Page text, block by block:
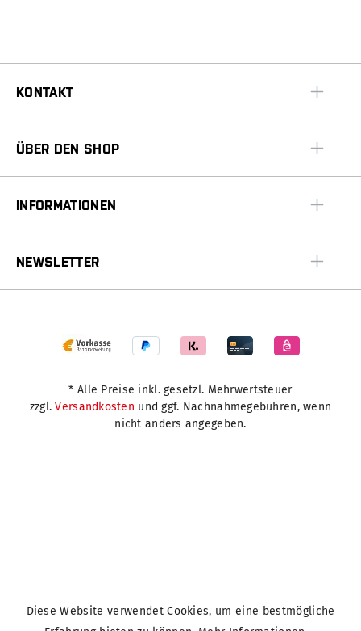
KONTAKT
ÜBER DEN SHOP
INFORMATIONEN
NEWSLETTER
* Alle Preise inkl. gesetzl. Mehrwertsteuer
zzgl.Versandkosten und ggf. Nachnahmegebühren, wenn
nicht anders angegeben.
Diese Website verwendet Cookies, um eine bestmögliche